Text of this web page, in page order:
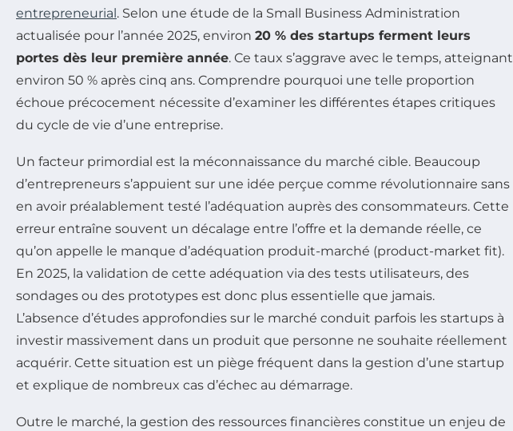
entrepreneurial. Selon une étude de la Small Business Administration
actualisée pour l’année 2025, environ 20 % des startups ferment leurs
portes dès leur première année. Ce taux s’aggrave avec le temps, atteignant
environ 50 % après cinq ans. Comprendre pourquoi une telle proportion
échoue précocement nécessite d’examiner les différentes étapes critiques
du cycle de vie d’une entreprise.
Un facteur primordial est la méconnaissance du marché cible. Beaucoup
d’entrepreneurs s’appuient sur une idée perçue comme révolutionnaire sans
en avoir préalablement testé l’adéquation auprès des consommateurs. Cette
erreur entraîne souvent un décalage entre l’offre et la demande réelle, ce
qu’on appelle le manque d’adéquation produit-marché (product-market fit).
En 2025, la validation de cette adéquation via des tests utilisateurs, des
sondages ou des prototypes est donc plus essentielle que jamais.
L’absence d’études approfondies sur le marché conduit parfois les startups à
investir massivement dans un produit que personne ne souhaite réellement
acquérir. Cette situation est un piège fréquent dans la gestion d’une startup
et explique de nombreux cas d’échec au démarrage.
Outre le marché, la gestion des ressources financières constitue un enjeu de